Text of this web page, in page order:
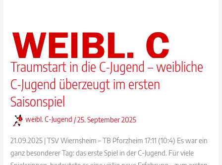
Traumstart in die C-Jugend – weibliche
C-Jugend überzeugt im ersten
Saisonspiel
weibl. C-Jugend /25. September 2025
21.09.2025 | TSV Wiernsheim – TB Pforzheim 17:11 (10:4) Es war ein
ganz besonderer Tag: das erste Spiel in der C-Jugend. Für viele